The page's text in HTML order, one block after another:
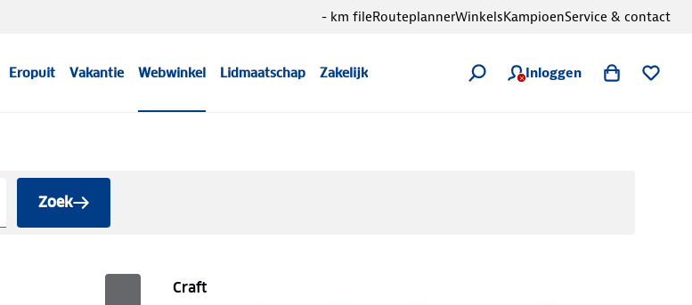
Eropuit Vakantie Webwinkel Lidmaatschap Zakelijk Inloggen
- km fileRouteplannerWinkelsKampioenService & contact
Zoek
Craft